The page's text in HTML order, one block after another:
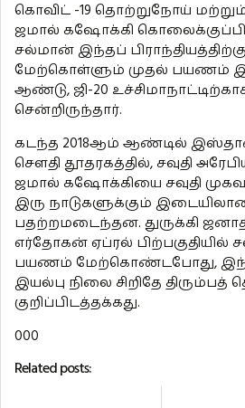
கொவிட் -19 தொற்றுநோய்
ஜமால் கஷோக்கி
சல்மான் இந்தப்
மேற்கொள்ளும் முதல் பயணம்
ஆண்டு, ஜி-20
சென்றிருந்தார்.
கடந்த 2018ஆம் ஆண்டில்
சௌதி தூதரகத்தில், சவுதி
ஜமால் கஷோக்கியை சவுதி
இரு நாடுகளுக்கும்
பதற்றமடைந்தன. துருக்கி
எர்தோகன் ஏப்ரல் பிற்பகுதியில்
பயணம் மேற்கொண்டபோது,
இயல்பு நிலை சிறிதே
குறிப்பிடத்தக்கது.
000
Related posts: